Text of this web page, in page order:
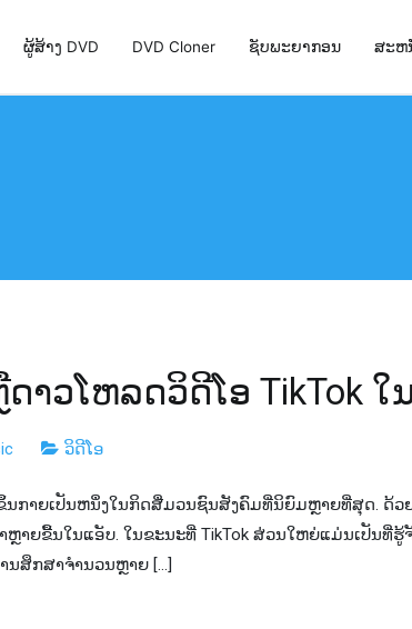
ຜູ້ສ້າງ DVD DVD Cloner ຊັບພະຍາກອນ ສະຫ
າວໂຫລດວິດີໂອ TikTok ໃ
ວິດີໂອ
ນກາຍເປັນຫນຶ່ງໃນກິດສື່ມວນຊົນສັງຄົມທີ່ນິຍົມຫຼາຍທີ່ສຸດ. ດ້ວ
າຍຂື້ນໃນແອັບ. ໃນຂະນະທີ່ TikTok ສ່ວນໃຫຍ່ແມ່ນເປັນທີ່
ນສຶກສາຈໍານວນຫຼາຍ […]